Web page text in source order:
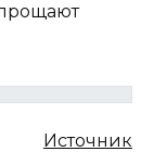
Источник